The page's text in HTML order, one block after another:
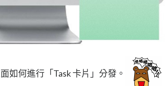
如何進行「Task 卡片」分發。